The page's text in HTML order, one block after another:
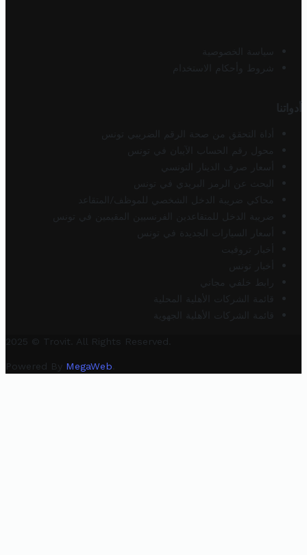
سياسة الخصوصية
شروط وأحكام الاستخدام
أدواتنا
أداة التحقق من صحة الرقم الضريبي تونس
محول رقم الحساب الآيبان في تونس
أسعار صرف الدينار التونسي
البحث عن الرمز البريدي في تونس
محاكي ضريبة الدخل الشخصي للموظف/المتقاعد
ضريبة الدخل للمتقاعدين الفرنسيين المقيمين في تونس
أسعار السيارات الجديدة في تونس
أخبار تروفيت
أخبار تونس
رابط خلفي مجاني
قائمة الشركات الأهلية المحلية
قائمة الشركات الأهلية الجهوية
2025 © Trovit. All Rights Reserved.
Powered By MegaWeb